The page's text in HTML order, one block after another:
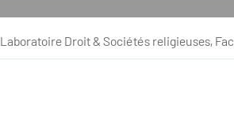
Laboratoire Droit & Sociétés religieuses,